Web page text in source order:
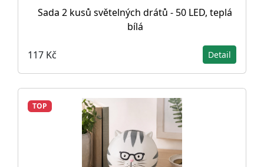
Sada 2 kusů světelných drátů - 50 LED, teplá
bílá
117 Kč Detail
TOP